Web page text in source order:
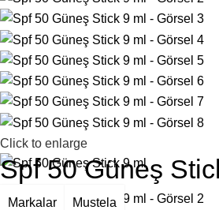
Click to enlarge
Spf 50 Güneş
Markalar Mustela